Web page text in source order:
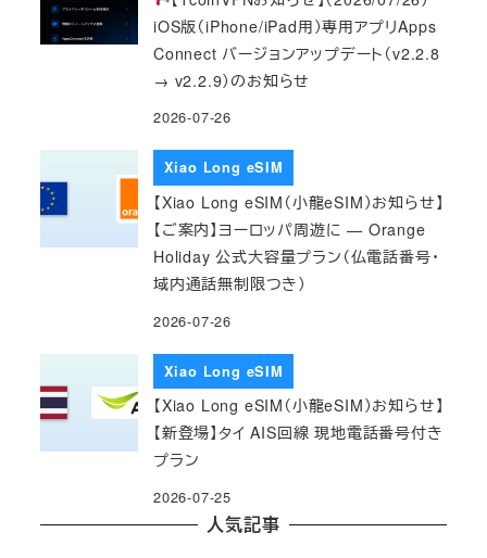
iOS版（iPhone/iPad用）専用アプリApps
Connect バージョンアップデート（v2.2.8
→ v2.2.9）のお知らせ
2026-07-26
Xiao Long eSIM
【Xiao Long eSIM（小龍eSIM）お知らせ】
【ご案内】ヨーロッパ周遊に — Orange
Holiday 公式大容量プラン（仏電話番号・
域内通話無制限つき）
2026-07-26
Xiao Long eSIM
【Xiao Long eSIM（小龍eSIM）お知らせ】
【新登場】タイ AIS回線 現地電話番号付き
プラン
2026-07-25
人気記事